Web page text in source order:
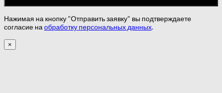
Нажимая на кнопку "Отправить заявку" вы подтверждаете
согласие на обработку персональных данных.
×